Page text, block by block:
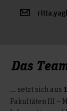
Das
... setzt sich aus
Fakultäten III –